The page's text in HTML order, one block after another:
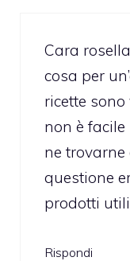
Cara
cosa per
ricette
non è
ne
questione
prodotti
Rispondi